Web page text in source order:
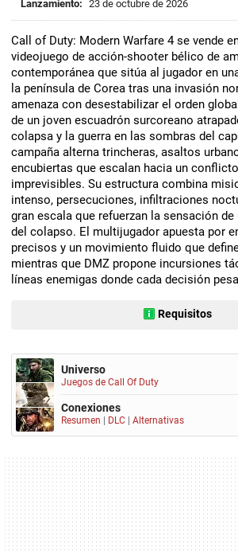
Lanzamiento: 23 de octubre de 2026
Call of Duty: Modern Warfare 4 se vende
videojuego de acción-shooter bélico de
contemporánea que sitúa al jugador en
la península de Corea tras una invasión
amenaza con desestabilizar el orden
de un joven escuadrón surcoreano
colapsa y la guerra en las sombras del
campaña alterna trincheras, asaltos
encubiertas que escalan hacia un
imprevisibles. Su estructura combina
intenso, persecuciones, infiltraciones
gran escala que refuerzan la sensación
del colapso. El multijugador apuesta por
precisos y un movimiento fluido que
mientras que DMZ propone incursiones
líneas enemigas donde cada decisión
Requisitos
Universo
Juegos de Call Of Duty
Conexiones
Resumen DLC Alternativas